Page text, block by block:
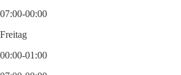
07:00-00:00
Freitag
00:00-01:00